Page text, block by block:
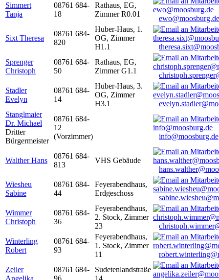
Simmert
Tanja
08761 684-
18
Rathaus, EG,
Zimmer R0.01
ewo@moosburg.de
Sixt Theresa
08761 684-
820
Huber-Haus, 1.
OG, Zimmer
H1.1
Sprenger
Christoph
08761 684-
50
Rathaus, EG,
Zimmer G1.1
Stadler
Evelyn
08761 684-
14
Huber-Haus, 3.
OG, Zimmer
H3.1
Stanglmaier
Dr. Michael
Dritter
Bürgermeister
08761 684-
12
(Vorzimmer)
info@moosburg.de
Walther Hans
08761 684-
813
VHS Gebäude
Wiesheu
Sabine
08761 684-
44
Feyerabendhaus,
Erdgeschoss
Wimmer
Christoph
08761 684-
36
Feyerabendhaus,
2. Stock, Zimmer
23
Winterling
Robert
08761 684-
93
Feyerabendhaus,
1. Stock, Zimmer
11
Zeiler
Angelika
08761 684-
96
Sudetenlandstraße
14